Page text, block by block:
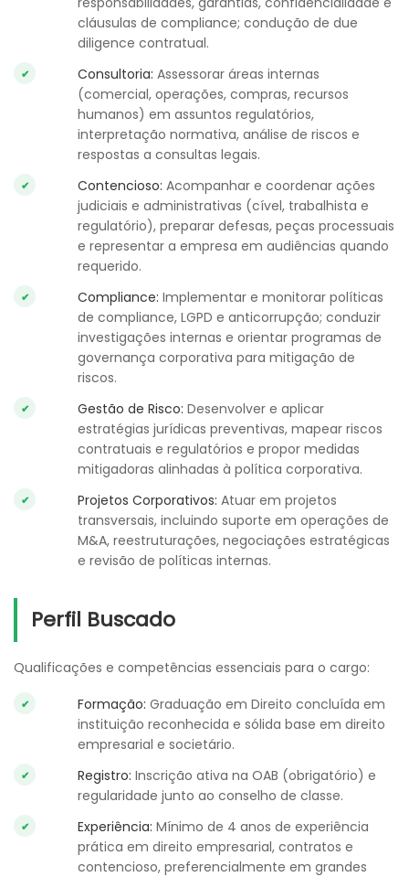
cláusulas de compliance; condução de due
diligence contratual.
Consultoria: Assessorar áreas internas
(comercial, operações, compras, recursos
humanos) em assuntos regulatórios,
interpretação normativa, análise de riscos e
respostas a consultas legais.
Contencioso: Acompanhar e coordenar ações
judiciais e administrativas (cível, trabalhista e
regulatório), preparar defesas, peças processuais
e representar a empresa em audiências quando
requerido.
Compliance: Implementar e monitorar políticas
de compliance, LGPD e anticorrupção; conduzir
investigações internas e orientar programas de
governança corporativa para mitigação de
riscos.
Gestão de Risco: Desenvolver e aplicar
estratégias jurídicas preventivas, mapear riscos
contratuais e regulatórios e propor medidas
mitigadoras alinhadas à política corporativa.
Projetos Corporativos: Atuar em projetos
transversais, incluindo suporte em operações de
M&A, reestruturações, negociações estratégicas
e revisão de políticas internas.
Perfil Buscado
Qualificações e competências essenciais para o cargo:
Formação: Graduação em Direito concluída em
instituição reconhecida e sólida base em direito
empresarial e societário.
Registro: Inscrição ativa na OAB (obrigatório) e
regularidade junto ao conselho de classe.
Experiência: Mínimo de 4 anos de experiência
prática em direito empresarial, contratos e
contencioso, preferencialmente em grandes